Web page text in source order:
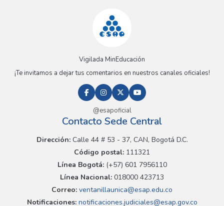
Vigilada MinEducación
¡Te invitamos a dejar tus comentarios en nuestros canales oficiales!
@esapoficial
Contacto Sede Central
Dirección:Calle 44 # 53 - 37, CAN, Bogotá D.C.
Código postal: 111321
Línea Bogotá:(+57) 601 7956110
Línea Nacional: 018000 423713
Correo: ventanillaunica@esap.edu.co
Notificaciones:notificaciones.judiciales@esap.gov.co